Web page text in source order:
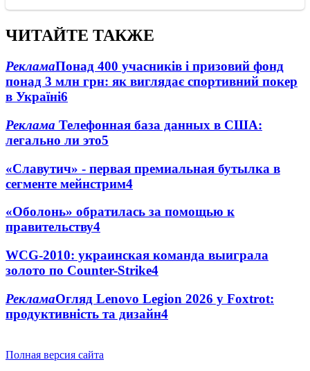
ЧИТАЙТЕ ТАКЖЕ
РекламаПонад 400 учасників і призовий фонд
понад 3 млн грн: як виглядає спортивний покер
в Україні6
Реклама Телефонная база данных в США:
легально ли это5
«Славутич» - первая премиальная бутылка в
сегменте мейнстрим4
«Оболонь» обратилась за помощью к
правительству4
WCG-2010: украинская команда выиграла
золото по Counter-Strike4
РекламаОгляд Lenovo Legion 2026 у Foxtrot:
продуктивність та дизайн4
Полная версия сайта